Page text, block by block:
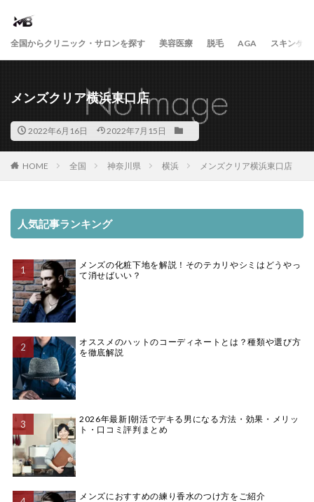
全国からクリニック・サロンを探す 美容医療 脱毛 AGA スキンケア
メンズクリア横浜東口店
2022年6月16日 2022年7月15日
HOME 全国 神奈川県 横浜 メンズクリア横浜東口店
人気記事ランキング
メンズの化粧下地を解説！そのテカリやシミはどうやっ
て消せばいい？
オススメのハットのコーディネートとは？種類や選び方
を徹底解説
2026年最新|朝活でデキる男になる方法・効果・メリッ
ト・口コミ評判まとめ
メンズにおすすめの練り香水のつけ方をご紹介